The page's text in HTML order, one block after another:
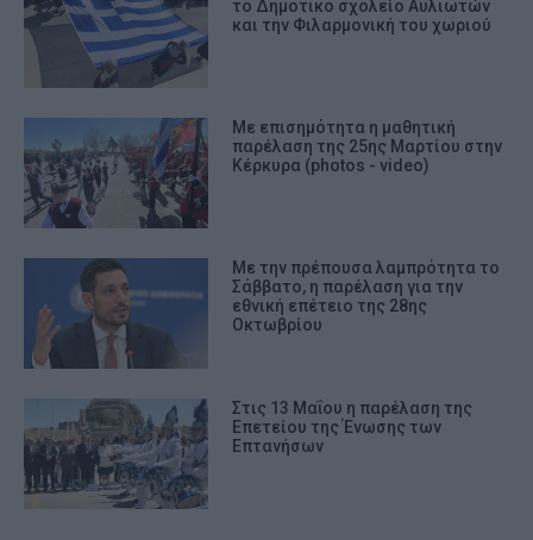
το Δημοτικό σχολείο Αυλιωτών
και την Φιλαρμονική του χωριού
Με επισημότητα η μαθητική
παρέλαση της 25ης Μαρτίου στην
Κέρκυρα (photos - video)
Με την πρέπουσα λαμπρότητα το
Σάββατο, η παρέλαση για την
εθνική επέτειο της 28ης
Οκτωβρίου
Στις 13 Μαΐου η παρέλαση της
Επετείου της Ένωσης των
Επτανήσων